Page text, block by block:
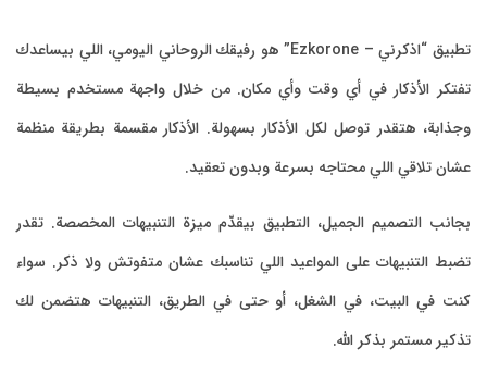
تطبيق “اذكرني – Ezkorone” هو رفيقك الروحاني اليومي، اللي بيساعدك
تفتكر الأذكار في أي وقت وأي مكان. من خلال واجهة مستخدم بسيطة
وجذابة، هتقدر توصل لكل الأذكار بسهولة. الأذكار مقسمة بطريقة منظمة
عشان تلاقي اللي محتاجه بسرعة وبدون تعقيد.
بجانب التصميم الجميل، التطبيق بيقدّم ميزة التنبيهات المخصصة. تقدر
تضبط التنبيهات على المواعيد اللي تناسبك عشان متفوتش ولا ذكر. سواء
كنت في البيت، في الشغل، أو حتى في الطريق، التنبيهات هتضمن لك
تذكير مستمر بذكر الله.